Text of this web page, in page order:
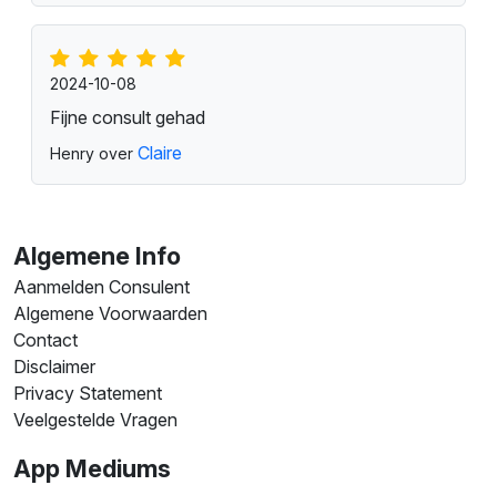
2024-10-08
Fijne consult gehad
Henry over Claire
Algemene Info
Aanmelden Consulent
Algemene Voorwaarden
Contact
Disclaimer
Privacy Statement
Veelgestelde Vragen
App Mediums